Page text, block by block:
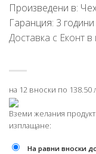
Произведени в:
Гаранция: 3 години
Доставка с Еконт
на 12 вноски по 138.50
Вземи желания
изплащане:
На равни вноски